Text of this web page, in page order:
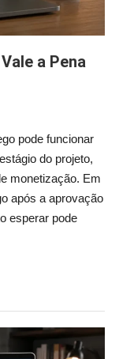
pode funcionar
do projeto,
monetização. Em
após a aprovação
esperar pode